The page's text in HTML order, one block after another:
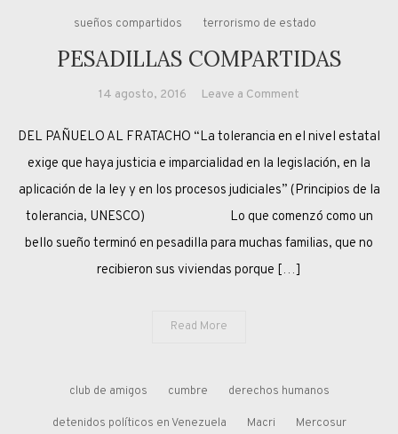
sueños compartidos terrorismo de estado
PESADILLAS COMPARTIDAS
14 agosto, 2016 Leave a Comment
COMPARTIDAS
DEL PAÑUELO AL FRATACHO “La tolerancia en el nivel estatal
exige que haya justicia e imparcialidad en la legislación, en la
aplicación de la ley y en los procesos judiciales” (Principios de la
tolerancia, UNESCO) Lo que comenzó como un
bello sueño terminó en pesadilla para muchas familias, que no
recibieron sus viviendas porque […]
Read More
club de amigos cumbre derechos humanos
detenidos políticos en Venezuela Macri Mercosur